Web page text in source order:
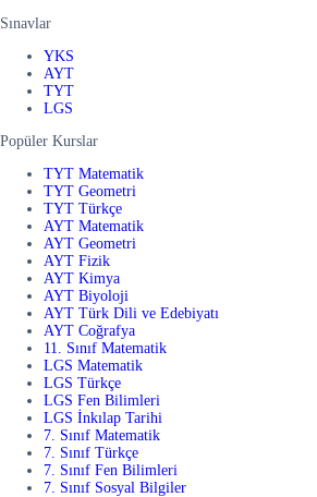
Sınavlar
YKS
AYT
TYT
LGS
Popüler Kurslar
TYT Matematik
TYT Geometri
TYT Türkçe
AYT Matematik
AYT Geometri
AYT Fizik
AYT Kimya
AYT Biyoloji
AYT Türk Dili ve Edebiyatı
AYT Coğrafya
11. Sınıf Matematik
LGS Matematik
LGS Türkçe
LGS Fen Bilimleri
LGS İnkılap Tarihi
7. Sınıf Matematik
7. Sınıf Türkçe
7. Sınıf Fen Bilimleri
7. Sınıf Sosyal Bilgiler